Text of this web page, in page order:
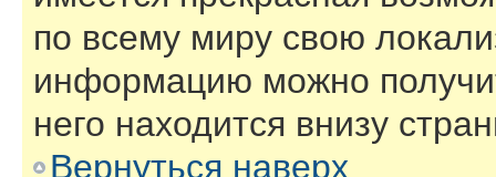
по всему миру свою
информацию можно
него находится внизу
Вернуться наверх